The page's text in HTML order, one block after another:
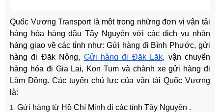
Quốc Vương Transport là một trong những đơn vị vận tải
hàng hóa hàng đầu Tây Nguyên với các dịch vụ nhận
hàng giao về các tỉnh như: Gửi hàng đi Bình Phước, gửi
hàng đi Đăk Nông, Gửi hàng đi Đăk Lăk, vận chuyển
hàng hóa đi Gia Lai, Kon Tum và chành xe gửi hàng đi
Lâm Đồng. Các tuyến chủ lực của vận tải Quốc Vương
là:
Gửi hàng từ Hồ Chí Minh đi các tỉnh Tây Nguyên .